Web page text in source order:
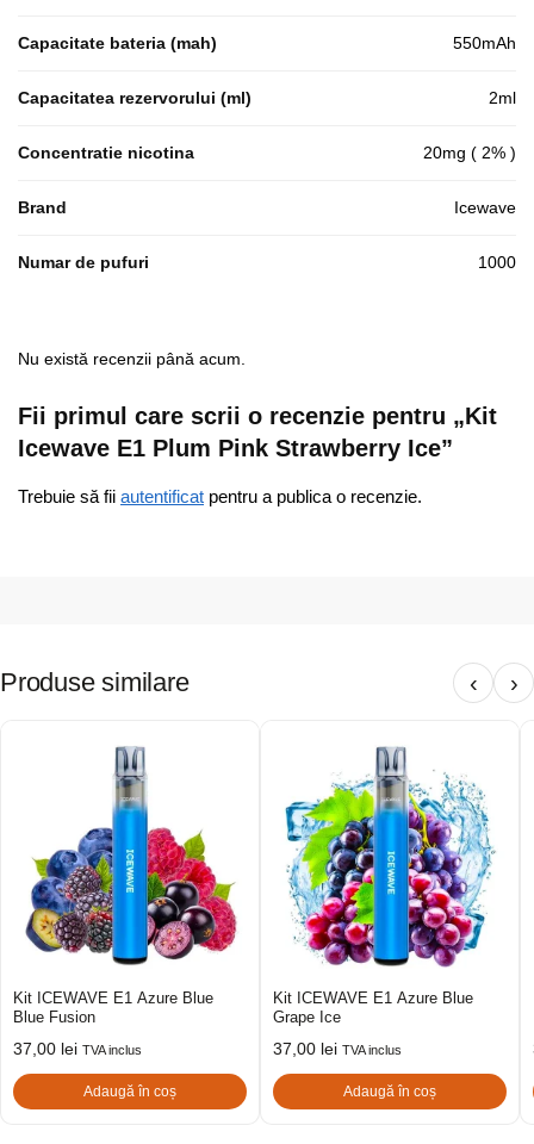
Capacitate bateria (mah) 550mAh
Capacitatea rezervorului (ml) 2ml
Concentratie nicotina 20mg ( 2% )
Brand Icewave
Numar de pufuri 1000
Nu există recenzii până acum.
Fii primul care scrii o recenzie pentru „Kit
Icewave E1 Plum Pink Strawberry Ice”
Trebuie să fii autentificat pentru a publica o recenzie.
Produse similare ‹ ›
Kit ICEWAVE E1 Azure Blue
Blue Fusion
37,00 lei TVA inclus
Adaugă în coș
Kit ICEWAVE E1 Azure Blue
Grape Ice
37,00 lei TVA inclus
Adaugă în coș